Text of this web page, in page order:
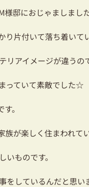
邸におじゃましました
片付いて落ち着いて
アイメージが違うの
っていて素敵でした☆
。
が楽しく住まわれて
ものです。
しているんだと思い